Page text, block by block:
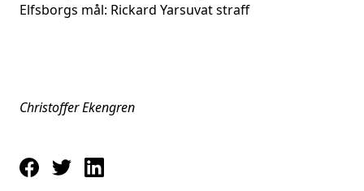
Elfsborgs mål: Rickard Yarsuvat straff
Christoffer Ekengren